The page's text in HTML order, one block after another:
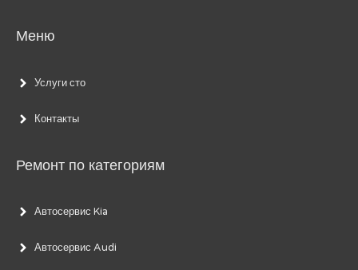
Меню
Услуги сто
Контакты
Ремонт по категориям
Автосервис Kia
Автосервис Audi